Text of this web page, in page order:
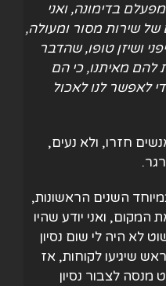
בדימונה, ואני
להם על 10 שנים של שירות מסור ומעולה,
ושיזן טופו, שהדבר
מאיתנו, כי הם
לאפשר לנו לאכול
חזרו, ולא נעים,
השנים הראשונות,
ואני יודע שהיו
לא היה לי שום נסיון
שיגיעו לקוחות, אז
מנסה לצבור נסיון